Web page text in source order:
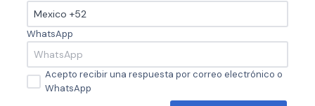
WhatsApp
Acepto recibir una respuesta por correo electrónico o
WhatsApp